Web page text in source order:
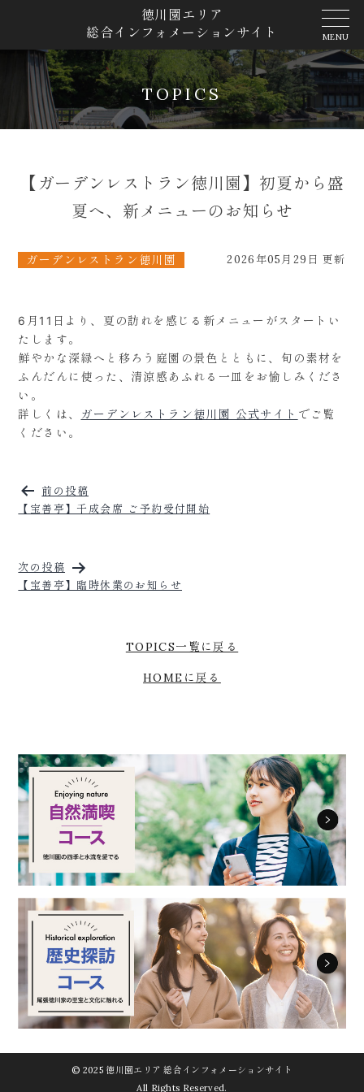
徳川園エリア
総合インフォメーションサイト
TOPICS
【ガーデンレストラン徳川園】初夏から盛
夏へ、新メニューのお知らせ
ガーデンレストラン徳川園 2026年05月29日 更新
6月11日より、夏の訪れを感じる新メニューがスタートい
たします。
鮮やかな深緑へと移ろう庭園の景色とともに、旬の素材を
ふんだんに使った、清涼感あふれる一皿をお愉しみくださ
い。
詳しくは、 ガーデンレストラン徳川園 公式サイト でご覧
ください。
投
稿
ビ
ゲ
前の投稿
【宝善亭】千成会席 ご予約受付開始
次の投稿
【宝善亭】臨時休業のお知らせ
TOPICS一覧に戻る
HOMEに戻る
© 2025 徳川園エリア 総合インフォメーションサイト
All Rights Reserved.